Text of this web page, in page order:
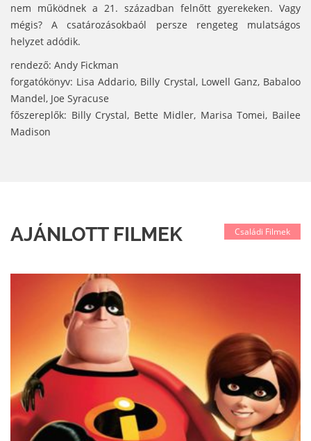
nem működnek a 21. században felnőtt gyerekeken. Vagy
mégis? A csatározásokbaól persze rengeteg mulatságos
helyzet adódik.
rendező: Andy Fickman
forgatókönyv: Lisa Addario, Billy Crystal, Lowell Ganz, Babaloo
Mandel, Joe Syracuse
főszereplők: Billy Crystal, Bette Midler, Marisa Tomei, Bailee
Madison
AJÁNLOTT FILMEK Családi Filmek